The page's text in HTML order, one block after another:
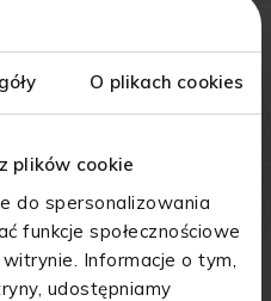
O plikach cookies
plików cookie
do spersonalizowania
funkcje społecznościowe
Informacje o tym,
udostępniamy
więcej)...
więcej)...